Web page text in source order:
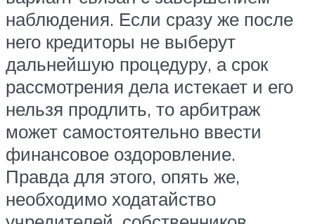
наблюдения. Если сразу же после
него кредиторы не выберут
дальнейшую процедуру, а срок
рассмотрения дела истекает и его
нельзя продлить, то арбитраж
может самостоятельно ввести
финансовое оздоровление.
Правда для этого, опять же,
необходимо ходатайство